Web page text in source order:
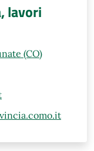
lavori
(CO)